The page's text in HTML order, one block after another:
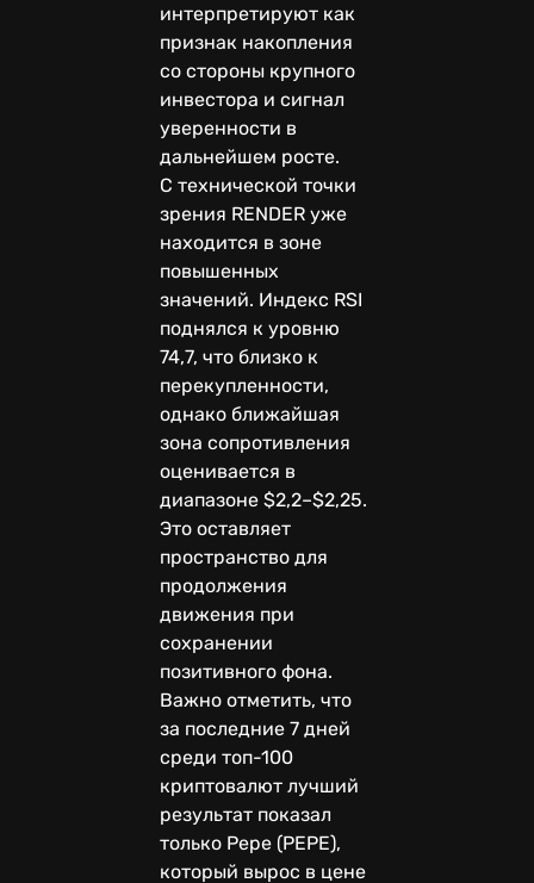
интерпретируют как
признак накопления
со стороны крупного
инвестора и сигнал
уверенности в
дальнейшем росте.
С технической точки
зрения RENDER уже
находится в зоне
повышенных
значений. Индекс RSI
поднялся к уровню
74,7, что близко к
перекупленности,
однако ближайшая
зона сопротивления
оценивается в
диапазоне $2,2–$2,25.
Это оставляет
пространство для
продолжения
движения при
сохранении
позитивного фона.
Важно отметить, что
за последние 7 дней
среди топ-100
криптовалют лучший
результат показал
только Pepe (PEPE),
который вырос в цене